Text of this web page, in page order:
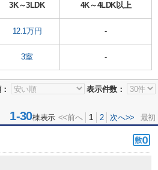
3K～3LDK 4K～4LDK以上
12.1万円 -
3室 -
表示件数：
30棟表示 <<前へ 1 2 次へ>> 最初